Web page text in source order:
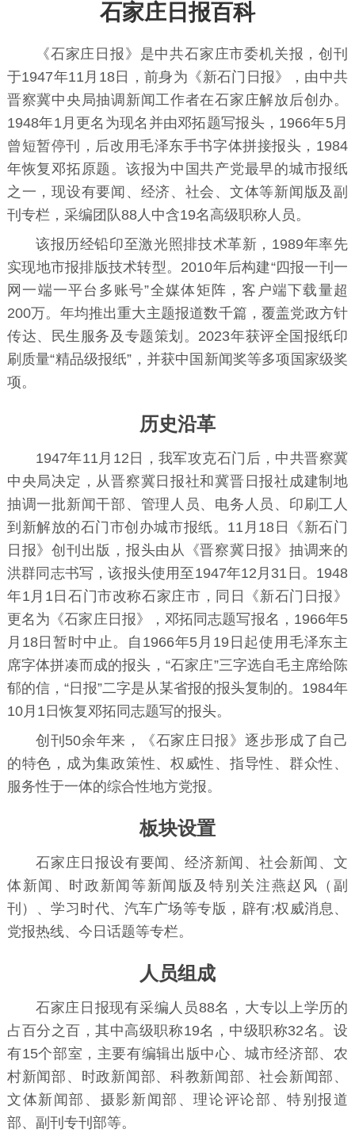
石家庄日报百科
《石家庄日报》是中共石家庄市委机关报，创刊
于1947年11月18日，前身为《新石门日报》，由中共
晋察冀中央局抽调新闻工作者在石家庄解放后创办。
1948年1月更名为现名并由邓拓题写报头，1966年5月
曾短暂停刊，后改用毛泽东手书字体拼接报头，1984
年恢复邓拓原题。该报为中国共产党最早的城市报纸
之一，现设有要闻、经济、社会、文体等新闻版及副
刊专栏，采编团队88人中含19名高级职称人员。
该报历经铅印至激光照排技术革新，1989年率先
实现地市报排版技术转型。2010年后构建“四报一刊一
网一端一平台多账号”全媒体矩阵，客户端下载量超
200万。年均推出重大主题报道数千篇，覆盖党政方针
传达、民生服务及专题策划。2023年获评全国报纸印
刷质量“精品级报纸”，并获中国新闻奖等多项国家级奖
项。
历史沿革
1947年11月12日，我军攻克石门 后，中共晋察冀
中央局决定，从晋察冀日报社和冀晋日报社成建制地
抽调一批新闻干部、管理人员、电务人员、印刷工人
到新解放的石门市创办城市报纸。11月18日《新石门
日报》创刊出版， 报头由从《晋察冀日报》抽调来的
洪群同志书写，该报头使用至1947年12月31日。1948
年1月1日石门市改称石家庄市，同日《新石门日报》
更名为《石家庄日报》， 邓拓 同志题写报名，1966年5
月18日暂时中止。自1966年5月19日起使用毛泽东主
席字体拼凑而成的报头，“石家庄”三字选自毛主席给陈
郁的信，“日报”二字是从某省报的报头复制的。1984年
10月1日恢复邓拓同志题写的报头。
创刊50余年来，《石家庄日报》逐步形成了自己
的特色，成为集政策性、权威性、指导性、群众性、
服务性于一体的综合性地方党报。
板块设置
石家庄日报设有要闻、经济新闻、社会新闻、文
体新闻、时政新闻等新闻版及特别关注燕赵风（副
刊）、学习时代、汽车广场等专版，辟有;权威消息、
党报热线、今日话题等专栏。
人员组成
石家庄日报现有采编人员88名，大专以上学历的
占百分之百，其中高级职称19名，中级职称32名。设
有15个部室，主要有编辑出版中心、城市经济部、农
村新闻部、时政新闻部、科教新闻部、社会新闻部、
文体新闻部、摄影新闻部、理论评论部、特别报道
部、 副刊 专刊部等。